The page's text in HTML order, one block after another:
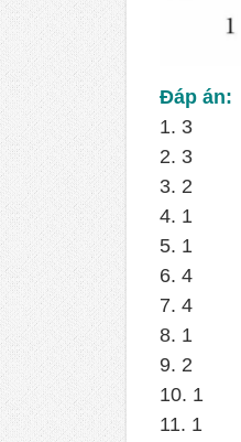
Đáp án:
1. 3
2. 3
3. 2
4. 1
5. 1
6. 4
7. 4
8. 1
9. 2
10. 1
11. 1